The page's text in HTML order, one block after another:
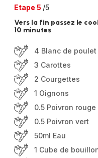
Etape 5 /5
Vers la fin passez le
10 minutes
4 Blanc de poulet
3 Carottes
2 Courgettes
1 Oignons
0.5 Poivron rouge
0.5 Poivron vert
50ml Eau
1 Cube de